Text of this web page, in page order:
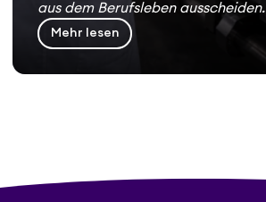
aus dem Berufsleben ausscheiden.
Mehr lesen